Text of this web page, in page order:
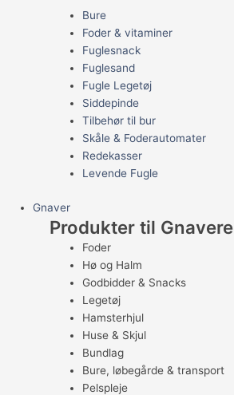
Bure
Foder & vitaminer
Fuglesnack
Fuglesand
Fugle Legetøj
Siddepinde
Tilbehør til bur
Skåle & Foderautomater
Redekasser
Levende Fugle
Gnaver
Produkter til Gnavere
Foder
Hø og Halm
Godbidder & Snacks
Legetøj
Hamsterhjul
Huse & Skjul
Bundlag
Bure, løbegårde & transport
Pelspleje